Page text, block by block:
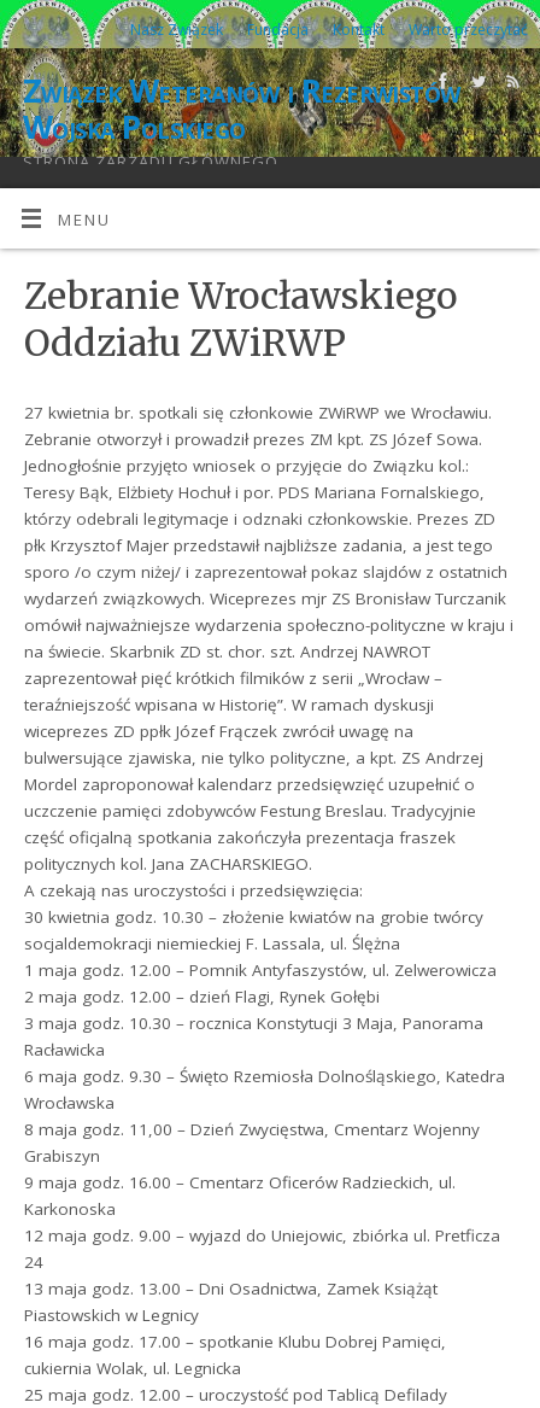
Nasz Związek Fundacja Kontakt Warto przeczytać
Związek Weteranów i Rezerwistów
Wojska Polskiego
STRONA ZARZĄDU GŁÓWNEGO
MENU
Zebranie Wrocławskiego
Oddziału ZWiRWP
27 kwietnia br. spotkali się członkowie ZWiRWP we Wrocławiu.
Zebranie otworzył i prowadził prezes ZM kpt. ZS Józef Sowa.
Jednogłośnie przyjęto wniosek o przyjęcie do Związku kol.:
Teresy Bąk, Elżbiety Hochuł i por. PDS Mariana Fornalskiego,
którzy odebrali legitymacje i odznaki członkowskie. Prezes ZD
płk Krzysztof Majer przedstawił najbliższe zadania, a jest tego
sporo /o czym niżej/ i zaprezentował pokaz slajdów z ostatnich
wydarzeń związkowych. Wiceprezes mjr ZS Bronisław Turczanik
omówił najważniejsze wydarzenia społeczno-polityczne w kraju i
na świecie. Skarbnik ZD st. chor. szt. Andrzej NAWROT
zaprezentował pięć krótkich filmików z serii „Wrocław –
teraźniejszość wpisana w Historię”. W ramach dyskusji
wiceprezes ZD ppłk Józef Frączek zwrócił uwagę na
bulwersujące zjawiska, nie tylko polityczne, a kpt. ZS Andrzej
Mordel zaproponował kalendarz przedsięwzięć uzupełnić o
uczczenie pamięci zdobywców Festung Breslau. Tradycyjnie
część oficjalną spotkania zakończyła prezentacja fraszek
politycznych kol. Jana ZACHARSKIEGO.
A czekają nas uroczystości i przedsięwzięcia:
30 kwietnia godz. 10.30 – złożenie kwiatów na grobie twórcy
socjaldemokracji niemieckiej F. Lassala, ul. Ślężna
1 maja godz. 12.00 – Pomnik Antyfaszystów, ul. Zelwerowicza
2 maja godz. 12.00 – dzień Flagi, Rynek Gołębi
3 maja godz. 10.30 – rocznica Konstytucji 3 Maja, Panorama
Racławicka
6 maja godz. 9.30 – Święto Rzemiosła Dolnośląskiego, Katedra
Wrocławska
8 maja godz. 11,00 – Dzień Zwycięstwa, Cmentarz Wojenny
Grabiszyn
9 maja godz. 16.00 – Cmentarz Oficerów Radzieckich, ul.
Karkonoska
12 maja godz. 9.00 – wyjazd do Uniejowic, zbiórka ul. Pretficza
24
13 maja godz. 13.00 – Dni Osadnictwa, Zamek Książąt
Piastowskich w Legnicy
16 maja godz. 17.00 – spotkanie Klubu Dobrej Pamięci,
cukiernia Wolak, ul. Legnicka
25 maja godz. 12.00 – uroczystość pod Tablicą Defilady